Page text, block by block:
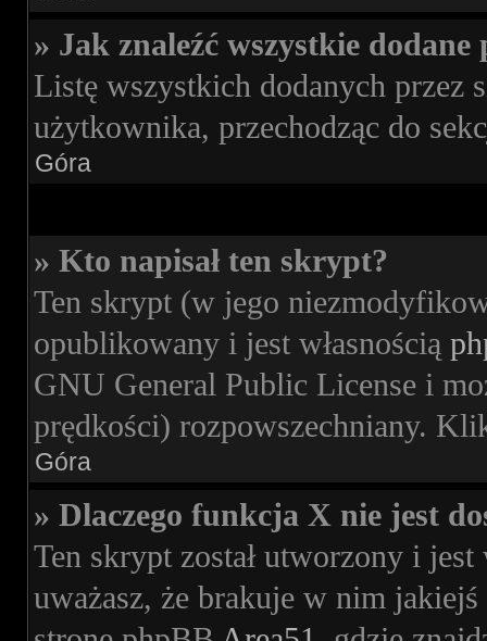
» Jak znaleźć wszystkie dodane
Listę wszystkich dodanych przez
użytkownika, przechodząc do
Góra
» Kto napisał ten skrypt?
Ten skrypt (w jego
opublikowany i jest własnością
GNU General Public License i
prędkości) rozpowszechniany.
Góra
» Dlaczego funkcja X nie jest
Ten skrypt został utworzony i
uważasz, że brakuje w nim